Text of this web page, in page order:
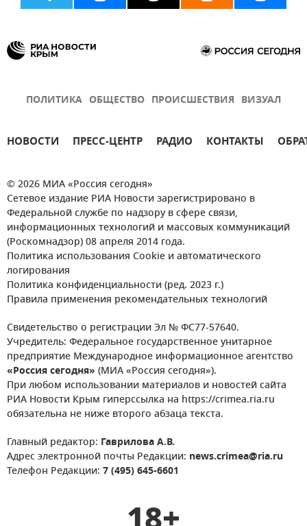
ПОЛИТИКА ОБЩЕСТВО ПРОИСШЕСТВИЯ ВИЗУАЛ
НОВОСТИ ПРЕСС-ЦЕНТР РАДИО КОНТАКТЫ
© 2026 МИА «Россия сегодня»
Сетевое издание РИА Новости зарегистрировано в
Федеральной службе по надзору в сфере связи,
информационных технологий и массовых коммуникаций
(Роскомнадзор) 08 апреля 2014 года.
Политика использования Cookie и автоматического
логирования
Политика конфиденциальности (ред. 2023 г.)
Правила применения рекомендательных технологий
Свидетельство о регистрации Эл № ФС77-57640.
Учредитель: Федеральное государственное унитарное
предприятие Международное информационное агентство
«Россия сегодня» (МИА «Россия сегодня»).
При любом использовании материалов и новостей сайта
РИА Новости Крым гиперссылка на https://crimea.ria.ru
обязательна не ниже второго абзаца текста.
Главный редактор: Гаврилова А.В.
Адрес электронной почты Редакции: news.crimea@ria.ru
Телефон Редакции: 7 (495) 645-6601